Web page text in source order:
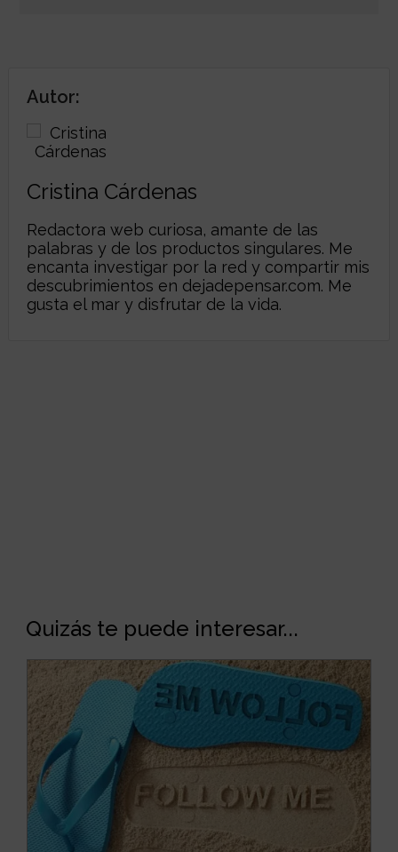
Autor:
Cristina Cárdenas
Redactora web curiosa, amante de las
palabras y de los productos singulares. Me
encanta investigar por la red y compartir mis
descubrimientos en dejadepensar.com. Me
gusta el mar y disfrutar de la vida.
Quizás te puede interesar...